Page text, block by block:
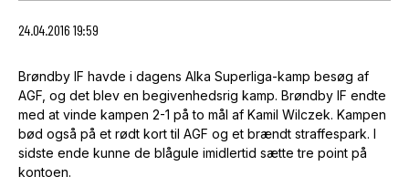
24.04.2016 19:59
Brøndby IF havde i dagens Alka Superliga-kamp besøg af
AGF, og det blev en begivenhedsrig kamp. Brøndby IF endte
med at vinde kampen 2-1 på to mål af Kamil Wilczek. Kampen
bød også på et rødt kort til AGF og et brændt straffespark. I
sidste ende kunne de blågule imidlertid sætte tre point på
kontoen.